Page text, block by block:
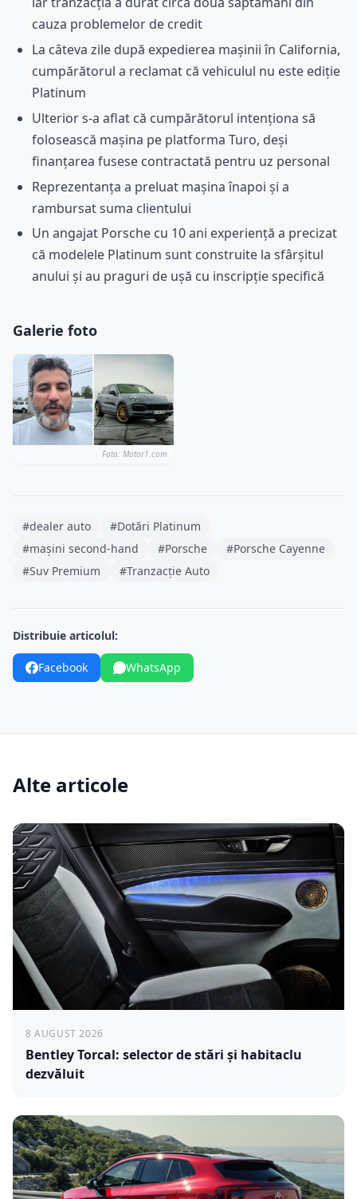
cauza problemelor de credit
La câteva zile după expedierea mașinii în California,
cumpărătorul a reclamat că vehiculul nu este ediție
Platinum
Ulterior s-a aflat că cumpărătorul intenționa să
folosească mașina pe platforma Turo, deși
finanțarea fusese contractată pentru uz personal
Reprezentanța a preluat mașina înapoi și a
rambursat suma clientului
Un angajat Porsche cu 10 ani experiență a precizat
că modelele Platinum sunt construite la sfârșitul
anului și au praguri de ușă cu inscripție specifică
Galerie foto
Foto: Motor1.com
#dealer auto
#Dotări Platinum
#mașini second-hand
#Porsche
#Porsche Cayenne
#Suv Premium
#Tranzacție Auto
Distribuie articolul:
Facebook WhatsApp
Alte articole
8 AUGUST 2026
Bentley Torcal: selector de stări și habitaclu
dezvăluit